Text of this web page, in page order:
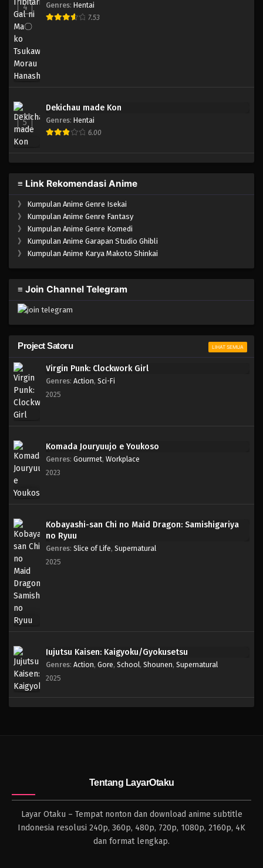
4 Genres: Hentai
7.53
5
Dekichau made Kon
Genres: Hentai
6.00
≡ Link Rekomendasi Anime
》 Kumpulan Anime Genre Isekai
》 Kumpulan Anime Genre Fantasy
》 Kumpulan Anime Genre Komedi
》 Kumpulan Anime Garapan Studio Ghibli
》 Kumpulan Anime Karya Makoto Shinkai
≡ Join Channel Telegram
Project Satoru LIHAT SEMUA
Virgin Punk: Clockwork Girl
Genres: Action, Sci-Fi
2025
Komada Jouryuujo e Youkoso
Genres: Gourmet, Workplace
2023
Kobayashi-san Chi no Maid Dragon: Samishigariya
no Ryuu
Genres: Slice of Life, Supernatural
2025
Jujutsu Kaisen: Kaigyoku/Gyokusetsu
Genres: Action, Gore, School, Shounen, Supernatural
2025
Tentang LayarOtaku
Layar Otaku – Tempat nonton dan download anime subtitle
Indonesia resolusi 240p, 360p, 480p, 720p, 1080p, 2160p, 4K
dan format lengkap.